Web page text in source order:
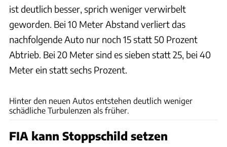
ist deutlich besser, sprich weniger verwirbelt
geworden. Bei 10 Meter Abstand verliert das
nachfolgende Auto nur noch 15 statt 50 Prozent
Abtrieb. Bei 20 Meter sind es sieben statt 25, bei 40
Meter ein statt sechs Prozent.
Hinter den neuen Autos entstehen deutlich weniger
schädliche Turbulenzen als früher.
FIA kann Stoppschild setzen